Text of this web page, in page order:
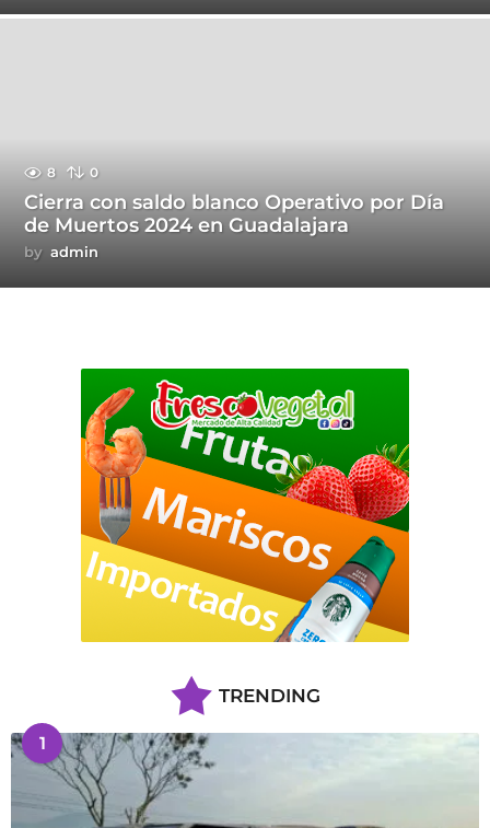
8 0
Cierra con saldo blanco Operativo por Día
de Muertos 2024 en Guadalajara
by admin
TRENDING
1